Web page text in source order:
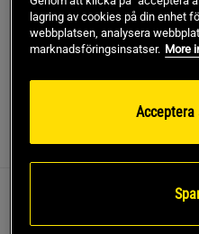
som säljs idag. "Mamman"
äppelcidervinäger.
rabattkod.
Läs mer
Information Recensioner
Bragg Apple Cider Vinegar
opastöriserad och med 5%
lagring av cookies på din enhet
webbplatsen, analysera
marknadsföringsinsatser. More